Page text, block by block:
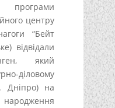
центру
“Бейт
відвідали
який
діловому
Дніпро) на